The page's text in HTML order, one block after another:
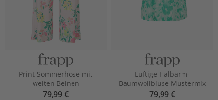
Print-Sommerhose mit
weiten Beinen
79,99 €
Luftige Halbarm-
Baumwollbluse Mustermix
79,99 €